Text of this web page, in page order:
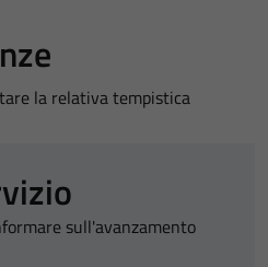
la relativa tempistica
sull'avanzamento